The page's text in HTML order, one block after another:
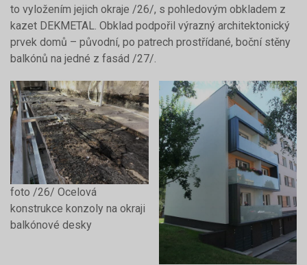
to vyložením jejich okraje /26/, s pohledovým obkladem z
kazet DEKMETAL. Obklad podpořil výrazný architektonický
prvek domů – původní, po patrech prostřídané, boční stěny
balkónů na jedné z fasád /27/.
foto /26/ Ocelová
konstrukce konzoly na okraji
balkónové desky